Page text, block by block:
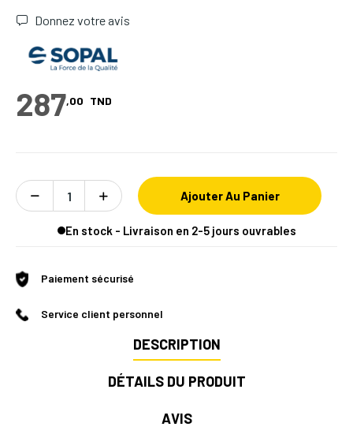
Donnez votre avis
287,00 TND
Ajouter Au Panier
En stock - Livraison en 2-5 jours ouvrables
Paiement sécurisé
Service client personnel
DESCRIPTION
DÉTAILS DU PRODUIT
AVIS